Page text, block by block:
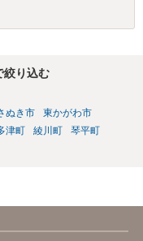
絞り込む
ぬき市
東かがわ市
津町 綾川町
琴平町